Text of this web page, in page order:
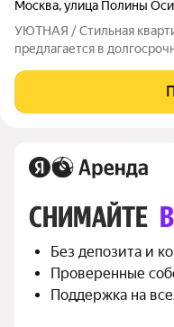
Москва,улица Полины
УЮТНАЯ / Стильная
предлагается в
ВЖИВУЮ лучше чем на
дорогих материалов..
СНИМАЙТЕ
Без депозита и
Проверенные
Поддержка на